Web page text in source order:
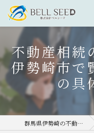
不動産相続
伊勢崎市で
の具
群馬県伊勢崎の不動産売却なら株式会社ベルシード